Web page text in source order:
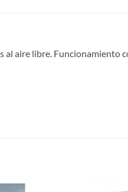
aire libre. Funcionamiento